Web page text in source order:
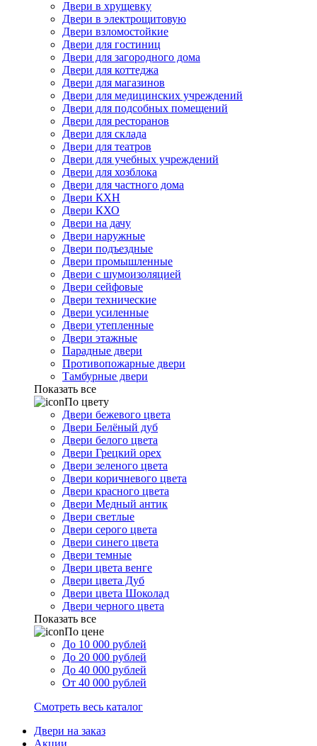
Двери в хрущевку
Двери в электрощитовую
Двери взломостойкие
Двери для гостиниц
Двери для загородного дома
Двери для коттеджа
Двери для магазинов
Двери для медицинских учреждений
Двери для подсобных помещений
Двери для ресторанов
Двери для склада
Двери для театров
Двери для учебных учреждений
Двери для хозблока
Двери для частного дома
Двери КХН
Двери КХО
Двери на дачу
Двери наружные
Двери подъездные
Двери промышленные
Двери с шумоизоляцией
Двери сейфовые
Двери технические
Двери усиленные
Двери утепленные
Двери этажные
Парадные двери
Противопожарные двери
Тамбурные двери
Показать все
По цвету
Двери бежевого цвета
Двери Белёный дуб
Двери белого цвета
Двери Грецкий орех
Двери зеленого цвета
Двери коричневого цвета
Двери красного цвета
Двери Медный антик
Двери светлые
Двери серого цвета
Двери синего цвета
Двери темные
Двери цвета венге
Двери цвета Дуб
Двери цвета Шоколад
Двери черного цвета
Показать все
По цене
До 10 000 рублей
До 20 000 рублей
До 40 000 рублей
От 40 000 рублей
Смотреть весь каталог
Двери на заказ
Акции